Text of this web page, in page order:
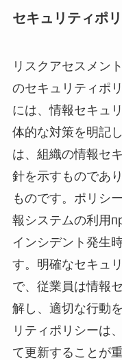
セキュリティポ
リスクアセスメン
のセキュリティポ
には、情報セキュ
体的な対策を明記
は、組織の情報セ
針を示すものであ
ものです。ポリシ
報システムの利用
インシデント発生
す。明確なセキュ
で、従業員は情報
解し、適切な行動
リティポリシーは
て更新することが